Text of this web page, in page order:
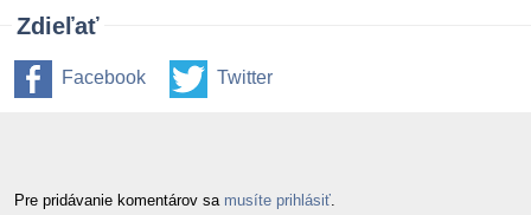
Zdieľať
Facebook Twitter
Pre pridávanie komentárov sa musíte prihlásiť